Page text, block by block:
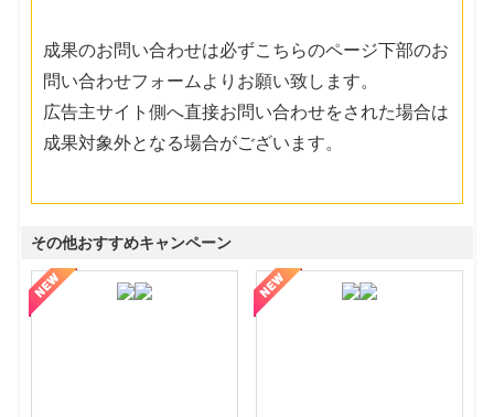
成果のお問い合わせは必ずこちらのページ下部のお
問い合わせフォームよりお願い致します。
広告主サイト側へ直接お問い合わせをされた場合は
成果対象外となる場合がございます。
その他おすすめキャンペーン